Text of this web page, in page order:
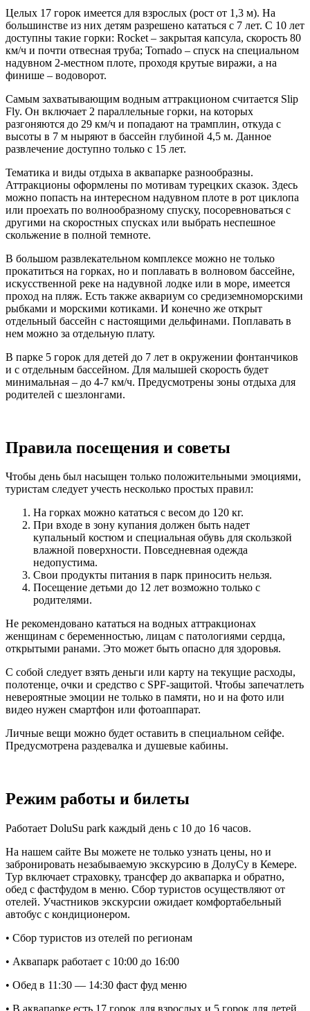
Целых 17 горок имеется для взрослых (рост от 1,3 м). На
большинстве из них детям разрешено кататься с 7 лет. С 10 лет
доступны такие горки: Rocket – закрытая капсула, скорость 80
км/ч и почти отвесная труба; Tornado – спуск на специальном
надувном 2-местном плоте, проходя крутые виражи, а на
финише – водоворот.
Самым захватывающим водным аттракционом считается Slip
Fly. Он включает 2 параллельные горки, на которых
разгоняются до 29 км/ч и попадают на трамплин, откуда с
высоты в 7 м ныряют в бассейн глубиной 4,5 м. Данное
развлечение доступно только с 15 лет.
Тематика и виды отдыха в аквапарке разнообразны.
Аттракционы оформлены по мотивам турецких сказок. Здесь
можно попасть на интересном надувном плоте в рот циклопа
или проехать по волнообразному спуску, посоревноваться с
другими на скоростных спусках или выбрать неспешное
скольжение в полной темноте.
В большом развлекательном комплексе можно не только
прокатиться на горках, но и поплавать в волновом бассейне,
искусственной реке на надувной лодке или в море, имеется
проход на пляж. Есть также аквариум со средиземноморскими
рыбками и морскими котиками. И конечно же открыт
отдельный бассейн с настоящими дельфинами. Поплавать в
нем можно за отдельную плату.
В парке 5 горок для детей до 7 лет в окружении фонтанчиков
и с отдельным бассейном. Для малышей скорость будет
минимальная – до 4-7 км/ч. Предусмотрены зоны отдыха для
родителей с шезлонгами.
Правила посещения и советы
Чтобы день был насыщен только положительными эмоциями,
туристам следует учесть несколько простых правил:
На горках можно кататься с весом до 120 кг.
При входе в зону купания должен быть надет
купальный костюм и специальная обувь для скользкой
влажной поверхности. Повседневная одежда
недопустима.
Свои продукты питания в парк приносить нельзя.
Посещение детьми до 12 лет возможно только с
родителями.
Не рекомендовано кататься на водных аттракционах
женщинам с беременностью, лицам с патологиями сердца,
открытыми ранами. Это может быть опасно для здоровья.
С собой следует взять деньги или карту на текущие расходы,
полотенце, очки и средство с SPF-защитой. Чтобы запечатлеть
невероятные эмоции не только в памяти, но и на фото или
видео нужен смартфон или фотоаппарат.
Личные вещи можно будет оставить в специальном сейфе.
Предусмотрена раздевалка и душевые кабины.
Режим работы и билеты
Работает DoluSu park каждый день с 10 до 16 часов.
На нашем сайте Вы можете не только узнать цены, но и
забронировать незабываемую экскурсию в ДолуСу в Кемере.
Тур включает страховку, трансфер до аквапарка и обратно,
обед с фастфудом в меню. Сбор туристов осуществляют от
отелей. Участников экскурсии ожидает комфортабельный
автобус с кондиционером.
• Сбор туристов из отелей по регионам
• Аквапарк работает с 10:00 до 16:00
• Обед в 11:30 — 14:30 фаст фуд меню